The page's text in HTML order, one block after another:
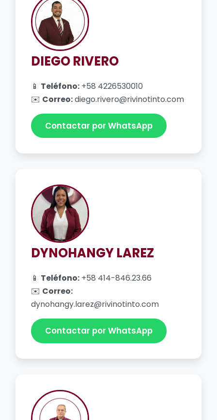
DIEGO RIVERO
📱 Teléfono: +58 4226530010
✉️ Correo:diego.rivero@rivinotinto.com
Contactar por WhatsApp
DYNOHANGY LAREZ
📱 Teléfono: +58 414-846.23.66
✉️ Correo:
dynohangy.larez@rivinotinto.com
Contactar por WhatsApp